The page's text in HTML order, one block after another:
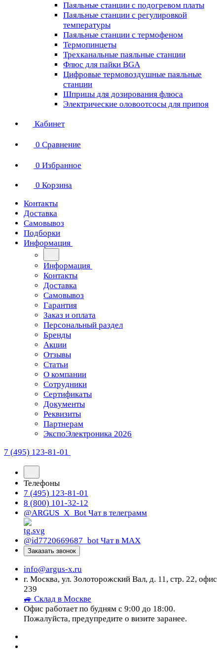
Паяльные станции с подогревом платы
Паяльные станции с регулировкой
температуры
Паяльные станции с термофеном
Термопинцеты
Трехканальные паяльные станции
Флюс для пайки BGA
Цифровые термовоздушные паяльные
станции
Шприцы для дозирования флюса
Электрические оловоотсосы для припоя
Кабинет
0 Сравнение
0 Избранное
0 Корзина
Контакты
Доставка
Самовывоз
Подборки
Информация
Информация
Контакты
Доставка
Самовывоз
Гарантия
Заказ и оплата
Персональный раздел
Бренды
Акции
Отзывы
Статьи
О компании
Сотрудники
Сертификаты
Документы
Реквизиты
Партнерам
ЭкспоЭлектроника 2026
7 (495) 123-81-01
Телефоны
7 (495) 123-81-01
8 (800) 101-32-12
@ARGUS_X_Bot Чат в телеграмм
@id7720669687_bot Чат в МАХ
Заказать звонок
info@argus-x.ru
г. Москва, ул. Золоторожский Вал, д. 11, стр. 22, офис
239
🚙 Склад в Москве
Офис работает по будням с 9:00 до 18:00.
Пожалуйста, предупредите о визите заранее.